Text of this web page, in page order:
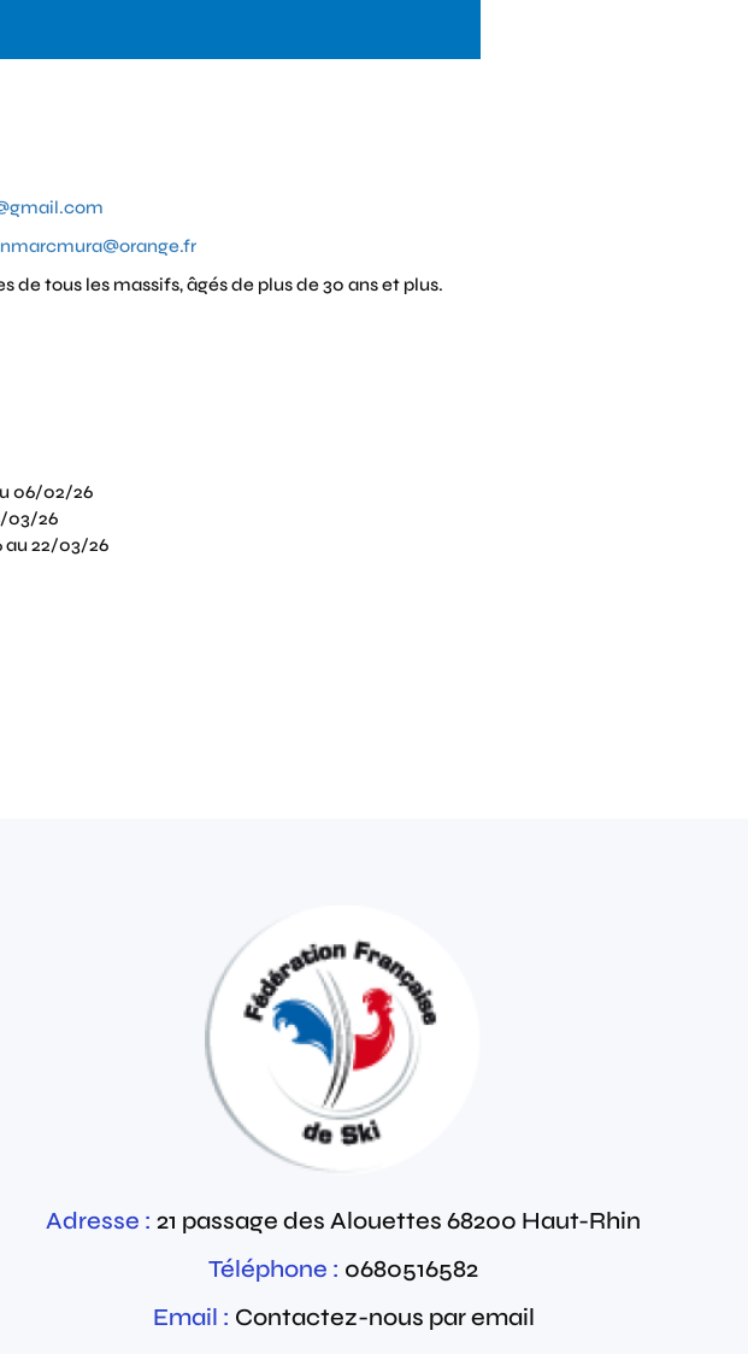
de tous les massifs, âgés de plus de 30 ans et plus.
06/02/26
03/26
au 22/03/26
Adresse : 21 passage des Alouettes 68200 Haut-Rhin
Téléphone : 0680516582
Email : Contactez-nous par email